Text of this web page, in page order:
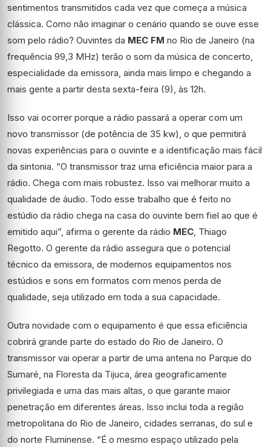
sentimentos transmitidos cada vez que começa a música
clássica. Como não imaginar o cenário quando se ouve esse
som pelo rádio? Ouvintes da MEC FM no Rio de Janeiro (na
frequência 99,3 MHz) terão o som da música de concerto,
especialidade da emissora, ainda mais limpo e chegando a
mais gente a partir desta sexta-feira (9), às 12h.
Isso vai ocorrer porque a rádio passará a operar com um
novo transmissor (de potência de 35 kw), o que permitirá
novas experiências para o ouvinte e a identificação mais fácil
da sintonia. “O transmissor traz uma eficiência maior para a
rádio. Chega com mais robustez. Isso vai melhorar muito a
qualidade de áudio. Todo esse trabalho que é feito no
estúdio da rádio chega na casa do ouvinte bem fiel ao que é
emitido aqui”, afirma o gerente da rádio MEC, Thiago
Regotto. O gerente da rádio assegura que o potencial
técnico da emissora, de modernos equipamentos nos
estúdios e sons em formatos com menos perda de
qualidade, seja utilizado em toda a sua capacidade.
Outra novidade com o equipamento é que essa eficiência
cobrirá grande parte do estado do Rio de Janeiro. O
transmissor vai operar a partir de uma antena no Parque do
Sumaré, na Floresta da Tijuca, área geograficamente
privilegiada e uma das mais altas, o que garante maior
penetração em diferentes áreas. Isso inclui toda a região
metropolitana do Rio de Janeiro, cidades serranas, do sul e
do norte Fluminense. “É o mesmo espaço utilizado pela